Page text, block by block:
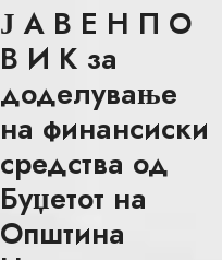
Ј А В Е Н П О
В И К за
доделување
на финансиски
средства од
Буџетот на
Општина